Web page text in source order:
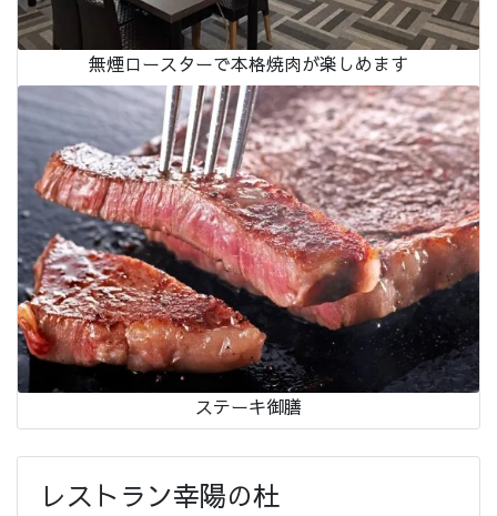
無煙ロースターで本格焼肉が楽しめます
ステーキ御膳
レストラン幸陽の杜